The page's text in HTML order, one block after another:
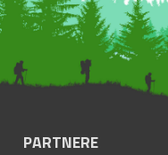
PARTNERE